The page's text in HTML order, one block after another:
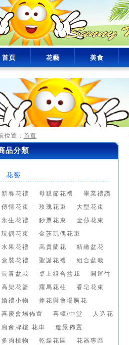
首頁 花藝 美食
位置： 首頁
品分類
花藝
新春花禮 母親節花禮
畢業禮讚
傳情花束
玫瑰花束
大型花束
永生花禮
鈔票花束
金莎花束
玩偶花束
金莎玩偶花束
水果花禮
高貴蘭花
精緻盆花
盒裝花禮
聖誕花禮
組合盆栽
長青盆栽
桌上組合盆栽
開運竹
高架花籃
羅馬花柱
香皂花束
婚禮小物
捧花與會場胸花
喜慶會場佈置
喜幛/中堂
人造花
廟會牌樓 花車
造景佈置
多肉植物
乾燥花區
花器專區